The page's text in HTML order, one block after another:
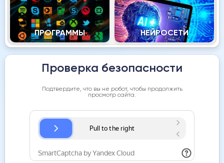
ПРОГРАММЫ НЕЙРОСЕТИ
Проверка безопасности
Подтвердите, что вы не робот, чтобы продолжить
просмотр сайта.